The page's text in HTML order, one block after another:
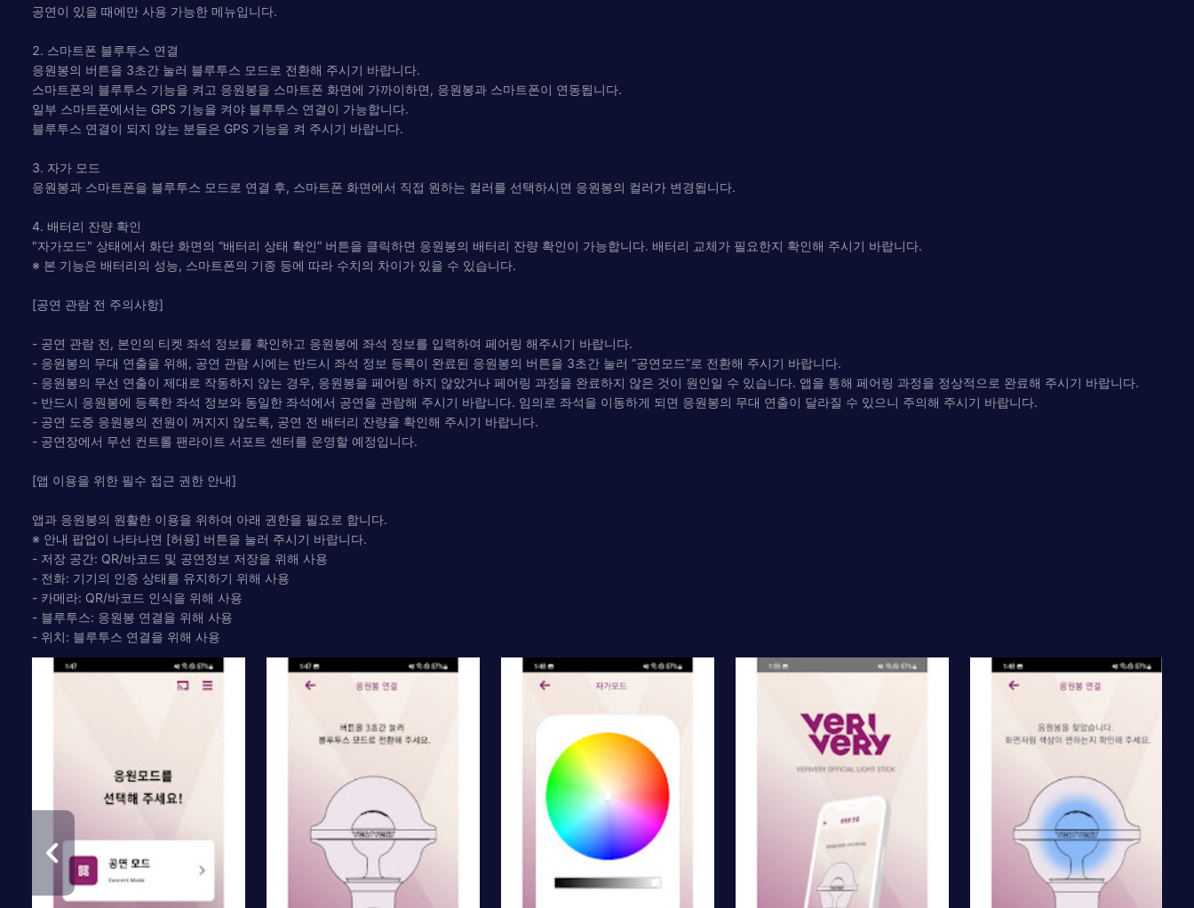
공연이 있을 때에만 사용 가능한 메뉴입니다.
2. 스마트폰 블루투스 연결
응원봉의 버튼을 3초간 눌러 블루투스 모드로 전환해 주시기 바랍니다.
스마트폰의 블루투스 기능을 켜고 응원봉을 스마트폰 화면에 가까이하면, 응원봉과 스마트폰이 연동됩니다.
일부 스마트폰에서는 GPS 기능을 켜야 블루투스 연결이 가능합니다.
블루투스 연결이 되지 않는 분들은 GPS 기능을 켜 주시기 바랍니다.
3. 자가 모드
응원봉과 스마트폰을 블루투스 모드로 연결 후, 스마트폰 화면에서 직접 원하는 컬러를 선택하시면 응원봉의 컬러가 변경됩니다.
4. 배터리 잔량 확인
"자가모드" 상태에서 화단 화면의 “배터리 상태 확인” 버튼을 클릭하면 응원봉의 배터리 잔량 확인이 가능합니다. 배터리 교체가 필요한지 확인해 주시기 바랍니다.
※ 본 기능은 배터리의 성능, 스마트폰의 기종 등에 따라 수치의 차이가 있을 수 있습니다.
[공연 관람 전 주의사항]
- 공연 관람 전, 본인의 티켓 좌석 정보를 확인하고 응원봉에 좌석 정보를 입력하여 페어링 해주시기 바랍니다.
- 응원봉의 무대 연출을 위해, 공연 관람 시에는 반드시 좌석 정보 등록이 완료된 응원봉의 버튼을 3초간 눌러 “공연모드”로 전환해 주시기 바랍니다.
- 응원봉의 무선 연출이 제대로 작동하지 않는 경우, 응원봉을 페어링 하지 않았거나 페어링 과정을 완료하지 않은 것이 원인일 수 있습니다. 앱을 통해 페어링 과정을 정상적으로 완료해 주시기 바랍니다.
- 반드시 응원봉에 등록한 좌석 정보와 동일한 좌석에서 공연을 관람해 주시기 바랍니다. 임의로 좌석을 이동하게 되면 응원봉의 무대 연출이 달라질 수 있으니 주의해 주시기 바랍니다.
- 공연 도중 응원봉의 전원이 꺼지지 않도록, 공연 전 배터리 잔량을 확인해 주시기 바랍니다.
- 공연장에서 무선 컨트롤 팬라이트 서포트 센터를 운영할 예정입니다.
[앱 이용을 위한 필수 접근 권한 안내]
앱과 응원봉의 원활한 이용을 위하여 아래 권한을 필요로 합니다.
※ 안내 팝업이 나타나면 [허용] 버튼을 눌러 주시기 바랍니다.
- 저장 공간: QR/바코드 및 공연정보 저장을 위해 사용
- 전화: 기기의 인증 상태를 유지하기 위해 사용
- 카메라: QR/바코드 인식을 위해 사용
- 블루투스: 응원봉 연결을 위해 사용
- 위치: 블루투스 연결을 위해 사용